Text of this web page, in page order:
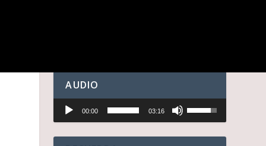
AUDIO
Reproductor
audio
00:00 03:16
t
i
l